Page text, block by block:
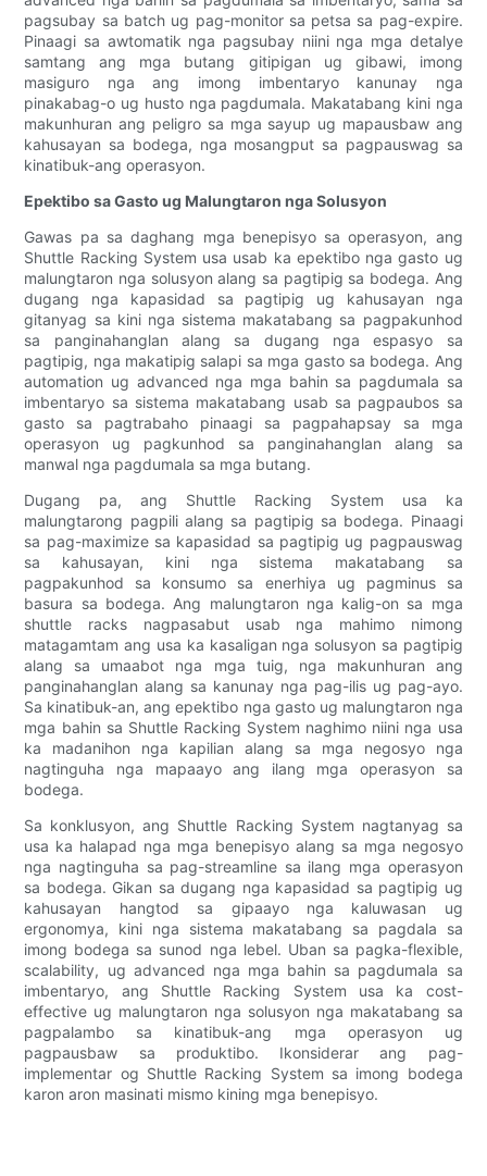
pagsubay sa batch ug pag-monitor sa petsa sa pag-expire.
Pinaagi sa awtomatik nga pagsubay niini nga mga detalye
samtang ang mga butang gitipigan ug gibawi, imong
masiguro nga ang imong imbentaryo kanunay nga
pinakabag-o ug husto nga pagdumala. Makatabang kini nga
makunhuran ang peligro sa mga sayup ug mapausbaw ang
kahusayan sa bodega, nga mosangput sa pagpauswag sa
kinatibuk-ang operasyon.
Epektibo sa Gasto ug Malungtaron nga Solusyon
Gawas pa sa daghang mga benepisyo sa operasyon, ang
Shuttle Racking System usa usab ka epektibo nga gasto ug
malungtaron nga solusyon alang sa pagtipig sa bodega. Ang
dugang nga kapasidad sa pagtipig ug kahusayan nga
gitanyag sa kini nga sistema makatabang sa pagpakunhod
sa panginahanglan alang sa dugang nga espasyo sa
pagtipig, nga makatipig salapi sa mga gasto sa bodega. Ang
automation ug advanced nga mga bahin sa pagdumala sa
imbentaryo sa sistema makatabang usab sa pagpaubos sa
gasto sa pagtrabaho pinaagi sa pagpahapsay sa mga
operasyon ug pagkunhod sa panginahanglan alang sa
manwal nga pagdumala sa mga butang.
Dugang pa, ang Shuttle Racking System usa ka
malungtarong pagpili alang sa pagtipig sa bodega. Pinaagi
sa pag-maximize sa kapasidad sa pagtipig ug pagpauswag
sa kahusayan, kini nga sistema makatabang sa
pagpakunhod sa konsumo sa enerhiya ug pagminus sa
basura sa bodega. Ang malungtaron nga kalig-on sa mga
shuttle racks nagpasabut usab nga mahimo nimong
matagamtam ang usa ka kasaligan nga solusyon sa pagtipig
alang sa umaabot nga mga tuig, nga makunhuran ang
panginahanglan alang sa kanunay nga pag-ilis ug pag-ayo.
Sa kinatibuk-an, ang epektibo nga gasto ug malungtaron nga
mga bahin sa Shuttle Racking System naghimo niini nga usa
ka madanihon nga kapilian alang sa mga negosyo nga
nagtinguha nga mapaayo ang ilang mga operasyon sa
bodega.
Sa konklusyon, ang Shuttle Racking System nagtanyag sa
usa ka halapad nga mga benepisyo alang sa mga negosyo
nga nagtinguha sa pag-streamline sa ilang mga operasyon
sa bodega. Gikan sa dugang nga kapasidad sa pagtipig ug
kahusayan hangtod sa gipaayo nga kaluwasan ug
ergonomya, kini nga sistema makatabang sa pagdala sa
imong bodega sa sunod nga lebel. Uban sa pagka-flexible,
scalability, ug advanced nga mga bahin sa pagdumala sa
imbentaryo, ang Shuttle Racking System usa ka cost-
effective ug malungtaron nga solusyon nga makatabang sa
pagpalambo sa kinatibuk-ang mga operasyon ug
pagpausbaw sa produktibo. Ikonsiderar ang pag-
implementar og Shuttle Racking System sa imong bodega
karon aron masinati mismo kining mga benepisyo.